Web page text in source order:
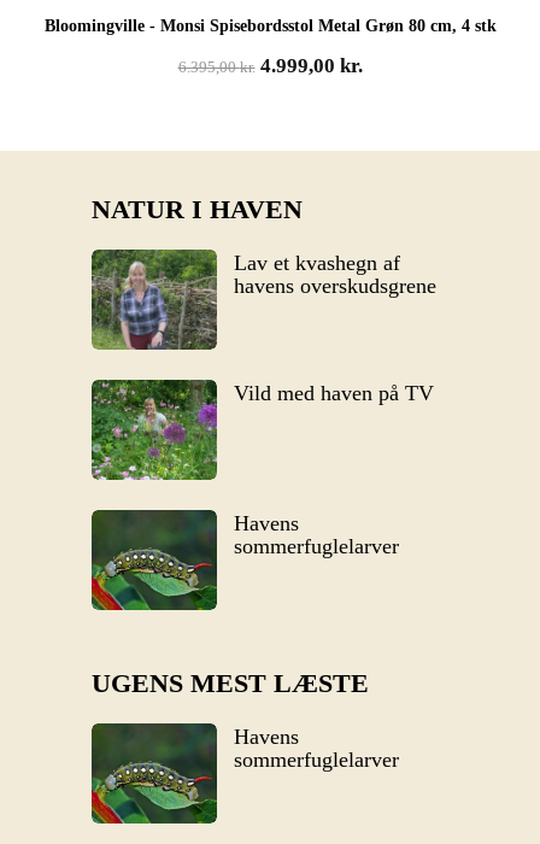
Bloomingville - Monsi Spisebordsstol Metal Grøn 80 cm, 4 stk
6.395,00kr. Den
4.999,00 kr.Den
NATUR I HAVEN
Lav et kvashegn af
havens overskudsgrene
Vild med haven på TV
Havens
sommerfuglelarver
UGENS MEST LÆSTE
Havens
sommerfuglelarver